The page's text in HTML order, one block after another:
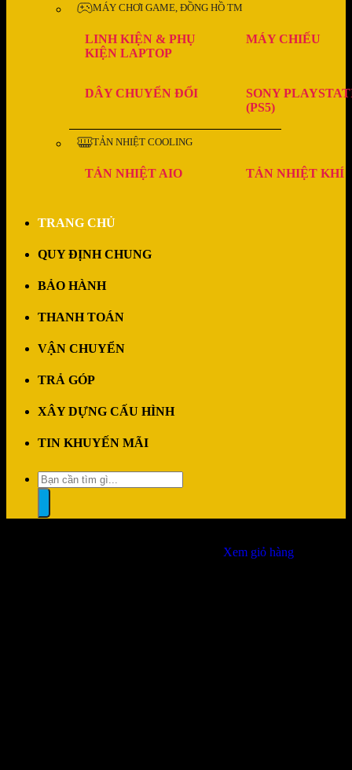
MÁY CHƠI GAME, ĐỒNG HỒ TM
LINH KIỆN & PHỤ
KIỆN LAPTOP
MÁY CHIẾU
DÂY CHUYỂN ĐỔI
SONY
(PS5)
TẢN NHIỆT COOLING
TẢN NHIỆT AIO TẢN NHIỆT KHÍ
TRANG CHỦ
QUY ĐỊNH CHUNG
BẢO HÀNH
THANH TOÁN
VẬN CHUYỂN
TRẢ GÓP
XÂY DỰNG CẤU HÌNH
TIN KHUYẾN MÃI
Tìm
kiếm:
Xem giỏ hàng